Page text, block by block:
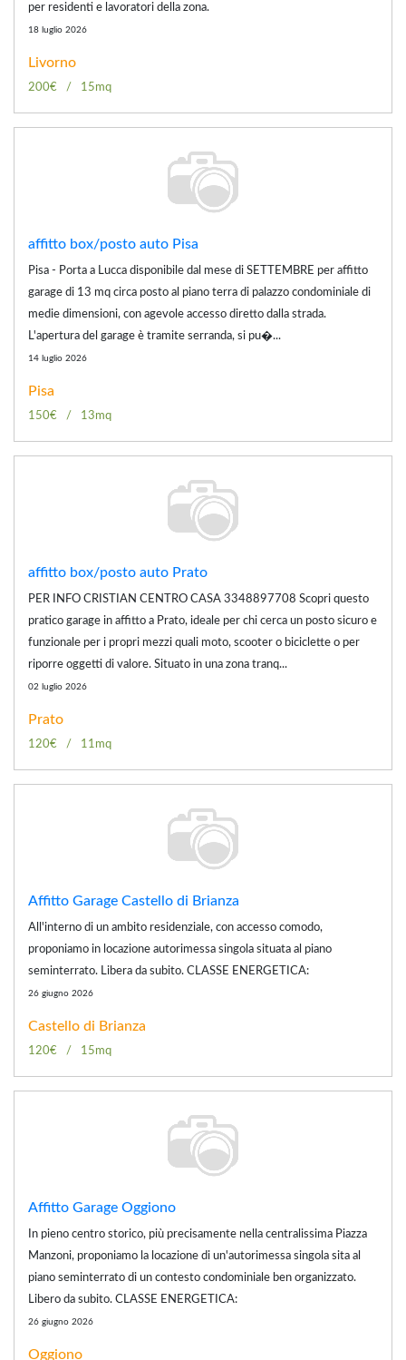
per residenti e lavoratori della zona.
18 luglio 2026
Livorno
200€ 15mq
affitto box/posto auto Pisa
Pisa - Porta a Lucca disponibile dal mese di SETTEMBRE per affitto
garage di 13 mq circa posto al piano terra di palazzo condominiale di
medie dimensioni, con agevole accesso diretto dalla strada.
L'apertura del garage è tramite serranda, si pu�...
14 luglio 2026
Pisa
150€ 13mq
affitto box/posto auto Prato
PER INFO CRISTIAN CENTRO CASA 3348897708 Scopri questo
pratico garage in affitto a Prato, ideale per chi cerca un posto sicuro e
funzionale per i propri mezzi quali moto, scooter o biciclette o per
riporre oggetti di valore. Situato in una zona tranq...
02 luglio 2026
Prato
120€ 11mq
Affitto Garage Castello di Brianza
All'interno di un ambito residenziale, con accesso comodo,
proponiamo in locazione autorimessa singola situata al piano
seminterrato. Libera da subito. CLASSE ENERGETICA:
26 giugno 2026
Castello di Brianza
120€ 15mq
Affitto Garage Oggiono
In pieno centro storico, più precisamente nella centralissima Piazza
Manzoni, proponiamo la locazione di un'autorimessa singola sita al
piano seminterrato di un contesto condominiale ben organizzato.
Libero da subito. CLASSE ENERGETICA:
26 giugno 2026
Oggiono